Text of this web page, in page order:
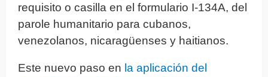
requisito o casilla en el formulario I-134A, del
parole humanitario para cubanos,
venezolanos, nicaragüenses y haitianos.
Este nuevo paso en la aplicación del